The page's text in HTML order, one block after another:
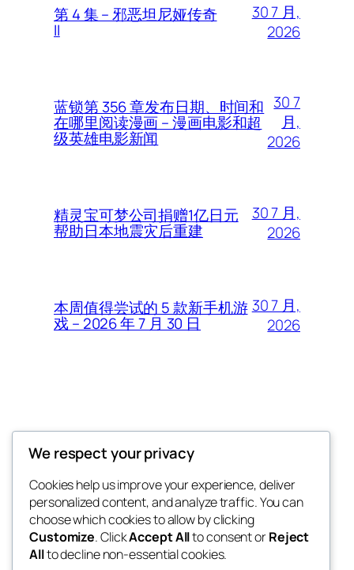
第 4 集 – 邪恶坦尼娅传奇
II
30 7 月,
2026
蓝锁第 356 章发布日期、时间和
在哪里阅读漫画 – 漫画电影和超
级英雄电影新闻
30 7
月,
2026
精灵宝可梦公司捐赠1亿日元
帮助日本地震灾后重建
30 7 月,
2026
本周值得尝试的 5 款新手机游
戏 – 2026 年 7 月 30 日
30 7 月,
2026
Thunder Feeds
你最喜欢的电子游戏和攻略杂志
博客
关于
事件
商店
We respect your privacy
Cookies help us improve your experience, deliver
personalized content, and analyze traffic. You can
choose which cookies to allow by clicking
Customize. ClickAccept Allto consent orReject
Allto decline non-essential cookies.